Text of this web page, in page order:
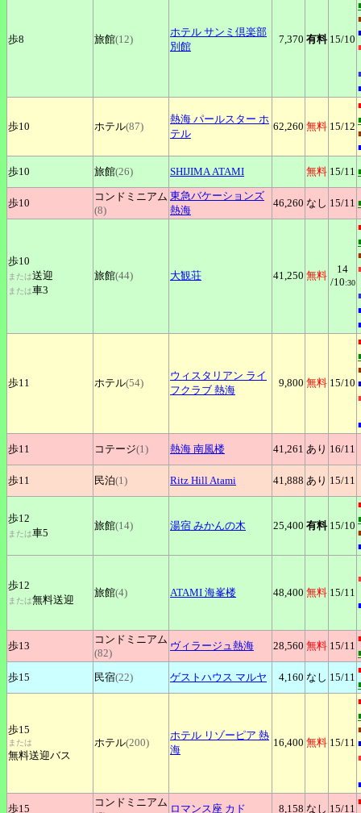
歩8 旅館(12)
ホテル サンミ倶楽部
別館
7,370 有料 15/10
歩10 ホテル(87)
熱海 パールスター ホ
テル
62,260 無料 15/12
歩10
旅館(26) SHIJIMAATAMI 無料 15/11
歩10
コンドミニアム
(8)
東急バケーションズ
熱海
46,260 なし 15/11
歩10
または送迎
または車3
旅館(44) 大観荘 41,250 無料
14
/10:30
歩11 ホテル(54)
ウィスタリアン ライ
フクラブ 熱海
9,800 無料 15/10
歩11
コテージ(1) 熱海 南風楼 41,261 あり 16/11
歩11 民泊(1) Ritz Hill Atami 41,888 あり 15/11
歩12
または車5
旅館(14) 湯宿 みかんの木 25,400 有料 15/10
歩12
または無料送迎
旅館(4) ATAMI 海峯楼 48,400 無料 15/11
歩13
コンドミニアム
(82)
ヴィラージュ熱海 28,560 無料 15/11
歩15
民宿(22) ゲストハウス マルヤ 4,160 なし 15/11
歩15
または
無料送迎バス
ホテル(200)
ホテル リゾーピア 熱
海
16,400 無料 15/11
歩15
コンドミニアム
ロマンス座 カド 8,158 なし 15/11